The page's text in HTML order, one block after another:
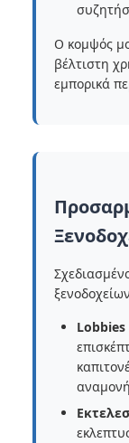
Ο κομψός
βέλτιστη
εμπορικά
Lobbies